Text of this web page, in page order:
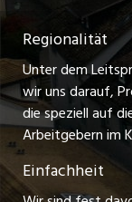
Temporäre Jobs
Freelance Jobs
Praktikum-Jobs
Lehrstellen
Ferienjobs
Impressum
zentraljob.ch
myjob.ch
schaffu.ch (VS)
ajourjob.ch
Regionalität
Unter dem
wir uns darauf,
die speziell auf
Arbeitgebern im
Einfachheit